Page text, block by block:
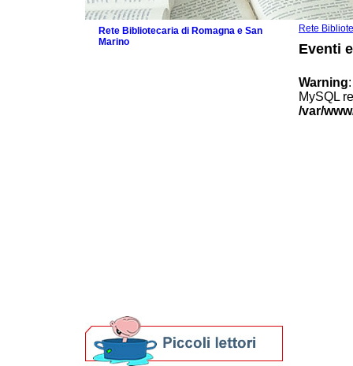
Rete
Eventi
Warning
MySQL
/var/
Rete Bibliotecaria di Romagna e San
Marino